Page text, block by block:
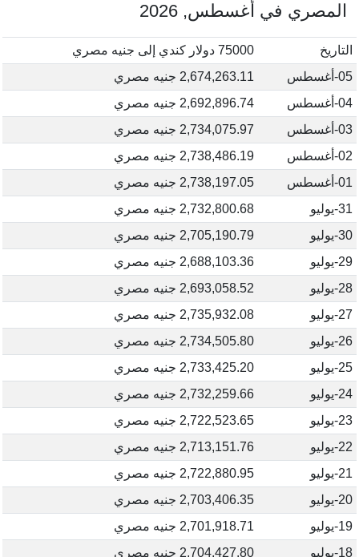
المصري في أغسطس, 2026
التاريخ
75000 دولار كندي إلى جنيه مصري
05-أغسطس
2,674,263.11 جنيه مصري
04-أغسطس
2,692,896.74 جنيه مصري
03-أغسطس
2,734,075.97 جنيه مصري
02-أغسطس
2,738,486.19 جنيه مصري
01-أغسطس
2,738,197.05 جنيه مصري
31-يوليو
2,732,800.68 جنيه مصري
30-يوليو
2,705,190.79 جنيه مصري
29-يوليو
2,688,103.36 جنيه مصري
28-يوليو
2,693,058.52 جنيه مصري
27-يوليو
2,735,932.08 جنيه مصري
26-يوليو
2,734,505.80 جنيه مصري
25-يوليو
2,733,425.20 جنيه مصري
24-يوليو
2,732,259.66 جنيه مصري
23-يوليو
2,722,523.65 جنيه مصري
22-يوليو
2,713,151.76 جنيه مصري
21-يوليو
2,722,880.95 جنيه مصري
20-يوليو
2,703,406.35 جنيه مصري
19-يوليو
2,701,918.71 جنيه مصري
18-يوليو
2,704,427.80 جنيه مصري